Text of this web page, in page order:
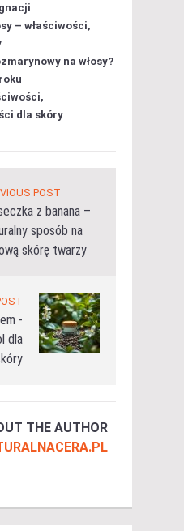
– właściwości,
na włosy?
dla skóry
POST
z banana –
sposób na
skórę twarzy
-
dla
THE AUTHOR